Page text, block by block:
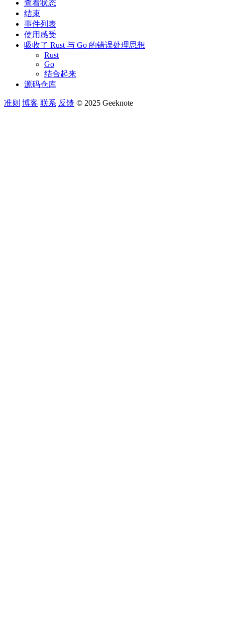
查看状态
结束
事件列表
使用感受
吸收了 Rust 与 Go 的错误处理思想
Rust
Go
结合起来
源码仓库
准则 博客 联系 反馈 © 2025 Geeknote